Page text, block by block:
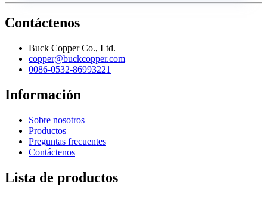
Contáctenos
Buck Copper Co., Ltd.
copper@buckcopper.com
0086-0532-86993221
Información
Sobre nosotros
Productos
Preguntas frecuentes
Contáctenos
Lista de productos